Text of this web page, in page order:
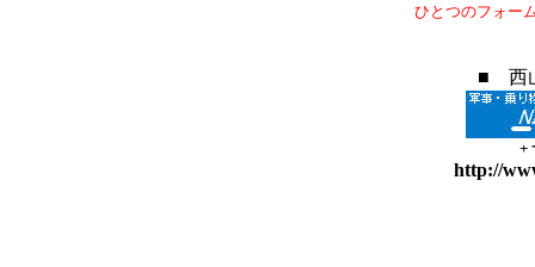
ひとつのフォー
■ 西
+
http://